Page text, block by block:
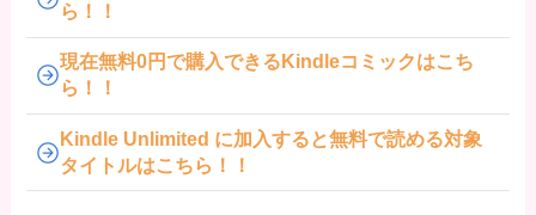
ら！！
現在無料0円で購入できるKindleコミックはこち
ら！！
Kindle Unlimited に加入すると無料で読める対象
タイトルはこちら！！